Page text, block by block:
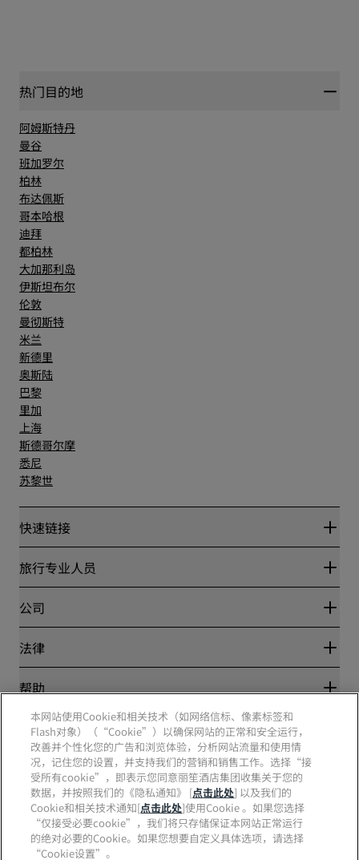
热门目的地
阿姆斯特丹
曼谷
班加罗尔
柏林
布达佩斯
哥本哈根
迪拜
都柏林
大加那利岛
伊斯坦布尔
伦敦
曼彻斯特
米兰
新德里
奥斯陆
巴黎
里加
上海
斯德哥尔摩
悉尼
苏黎世
快速链接
丽赏会
Blog
目的地
丽笙酒店集团APP
体育认证酒店
家庭友好型酒店
旅行专业人员
合作伙伴
公司
丽笙酒店集团
工作机会 RHG
工作机会 PPHE
工作机会 EHL
The Club by RHG
发展机会
责任经营
采购
法律
隐私中心
丽赏会条款和条件
网站使用协议
数字无障碍
现代奴隶制声明
帮助
消费者警示
联系方式
常见问题
网站地图
社交媒体
丽笙酒店集团品牌
本网站使用Cookie和相关技术（如网络信标、像素标签和
Flash对象）（“Cookie”）以确保网站的正常和安全运行，
改善并个性化您的广告和浏览体验，分析网站流量和使用情
况，记住您的设置，并支持我们的营销和销售工作。选择“接
受所有cookie”，即表示您同意丽笙酒店集团收集关于您的
数据，并按照我们的《隐私通知》 [点击此处] 以及我们的
Cookie和相关技术通知[点击此处]使用Cookie 。如果您选择
“仅接受必要cookie”，我们将只存储保证本网站正常运行
的绝对必要的Cookie。如果您想要自定义具体选项，请选择
“Cookie设置”。